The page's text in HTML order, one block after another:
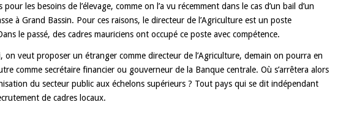
les besoins de l’élevage, comme on l’a vu récemment dans le cas d’un bail d’un
à Grand Bassin. Pour ces raisons, le directeur de l’Agriculture est un poste
le passé, des cadres mauriciens ont occupé ce poste avec compétence.
on veut proposer un étranger comme directeur de l’Agriculture, demain on pourra en
comme secrétaire financier ou gouverneur de la Banque centrale. Où s’arrêtera alors
du secteur public aux échelons supérieurs ? Tout pays qui se dit indépendant
de cadres locaux.